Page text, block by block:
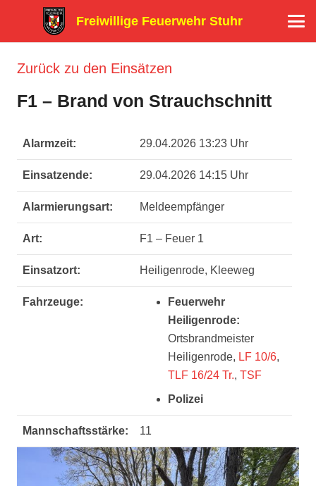
Freiwillige Feuerwehr Stuhr
Zurück zu den Einsätzen
F1 – Brand von Strauchschnitt
Alarmzeit: 29.04.2026 13:23 Uhr
Einsatzende: 29.04.2026 14:15 Uhr
Alarmierungsart: Meldeempfänger
Art: F1 – Feuer 1
Einsatzort: Heiligenrode, Kleeweg
Fahrzeuge:
Feuerwehr
Heiligenrode:
Ortsbrandmeister
Heiligenrode, LF 10/6,
TLF 16/24 Tr., TSF
Polizei
Mannschaftsstärke: 11